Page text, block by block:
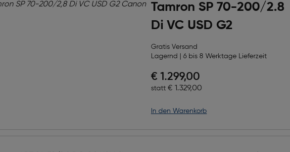
Tamron SP 70-200/2.8
Di VC USD G2
Gratis Versand
Lagernd | 6 bis 8 Werktage Lieferzeit
Preis nach Rabatts
€ 1.299,00
statt Ursprünglicher Preis
€ 1.329,00
in den Warenkorb